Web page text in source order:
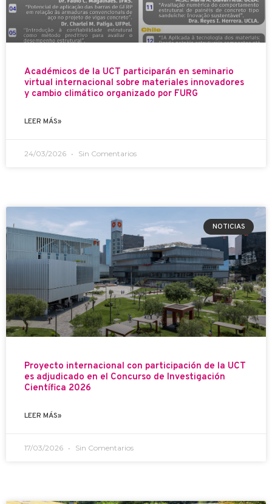
Académicos de la UCT participarán en seminario
virtual internacional sobre materiales innovadores
y cambio climático organizado por FURG
LEER MÁS»
24/03/2026 Sin Comentarios
NOTICIAS
Proyecto internacional con participación de la UCT
es adjudicado en el Concurso de Investigación
Científica 2026
LEER MÁS»
17/03/2026 Sin Comentarios